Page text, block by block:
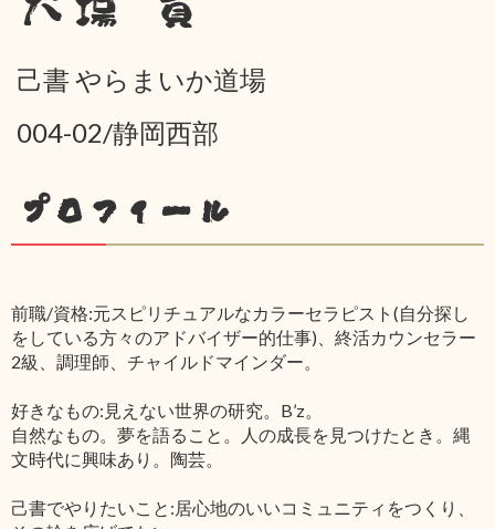
己書 やらまいか道場
004-02/静岡西部
プロフィール
前職/資格:元スピリチュアルなカラーセラピスト(自分探し
をしている方々のアドバイザー的仕事)、終活カウンセラー
2級、調理師、チャイルドマインダー。
好きなもの:見えない世界の研究。B’z。
自然なもの。夢を語ること。人の成長を見つけたとき。縄
文時代に興味あり。陶芸。
己書でやりたいこと:居心地のいいコミュニティをつくり、